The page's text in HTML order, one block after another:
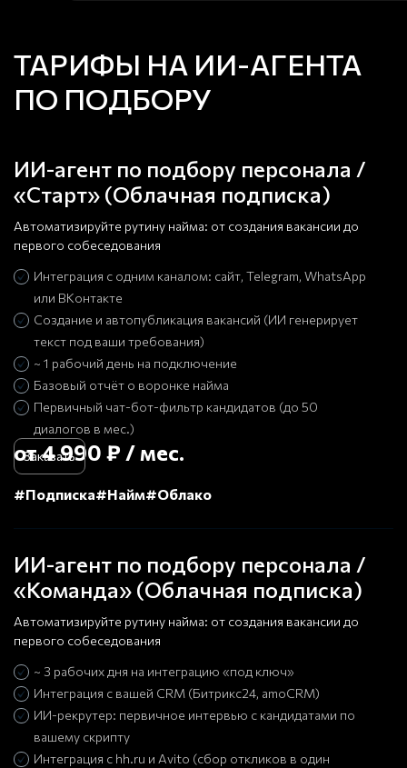
ТАРИФЫ НА ИИ-АГЕНТА
ПО ПОДБОРУ
ИИ-агент по подбору персонала /
«Старт» (Облачная подписка)
Автоматизируйте рутину найма: от создания вакансии до
первого собеседования
Интеграция с одним каналом: сайт, Telegram, WhatsApp
или ВКонтакте
Создание и автопубликация вакансий (ИИ генерирует
текст под ваши требования)
~ 1 рабочий день на подключение
Базовый отчёт о воронке найма
Первичный чат-бот-фильтр кандидатов (до 50
диалогов в мес.)
от 4 990 ₽ / мес.
Заказать
#Подписка#Найм#Облако
ИИ-агент по подбору персонала /
«Команда» (Облачная подписка)
Автоматизируйте рутину найма: от создания вакансии до
первого собеседования
~ 3 рабочих дня на интеграцию «под ключ»
Интеграция с вашей CRM (Битрикс24, amoCRM)
ИИ-рекрутер: первичное интервью с кандидатами по
вашему скрипту
Интеграция с hh.ru и Avito (сбор откликов в один